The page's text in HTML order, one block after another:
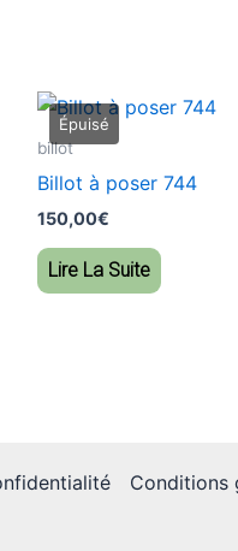
billot
Billot à poser 744
150,00€
Lire La Suite
Conditions